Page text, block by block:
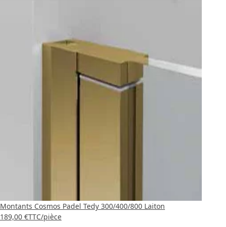
Montants Cosmos Padel Tedy 300/400/800 Laiton
189,00 €TTC/pièce